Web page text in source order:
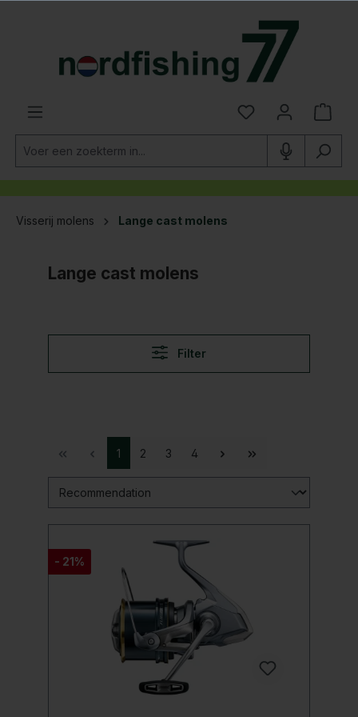
Visserij molens Lange cast molens
Lange cast molens
Filter
1 2 3 4
- 21%